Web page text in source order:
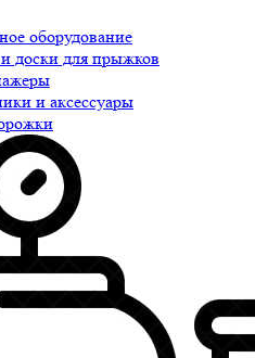
оборудование
доски для прыжков
и аксессуары